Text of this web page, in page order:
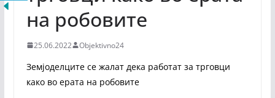
на робовите
25.06.2022 Objektivno24
Земјоделците се жалат дека работат за трговци
како во ерата на робовите